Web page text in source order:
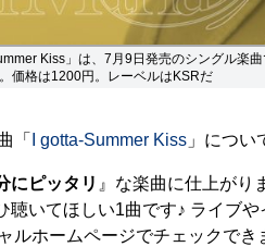
Kiss」は、7月9日発売のシングル楽
価格は1200円。レーベルはKSRだ
「 I gotta-Summer Kiss 」につい
にピッタリ 』な楽曲に仕上がり
聴いてほしい1曲です♪ ライブや
ルホームページでチェックでき